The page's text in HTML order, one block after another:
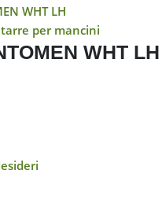
per mancini
WHT